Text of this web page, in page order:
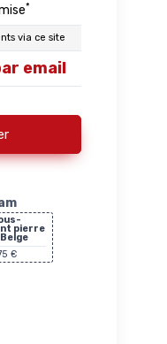
*
via ce site
email
pierre
€